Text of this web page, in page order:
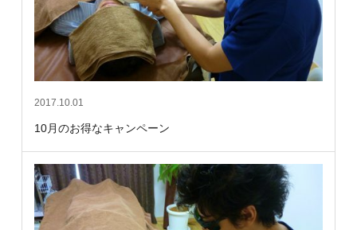
2017.10.01
10月のお得なキャンペーン